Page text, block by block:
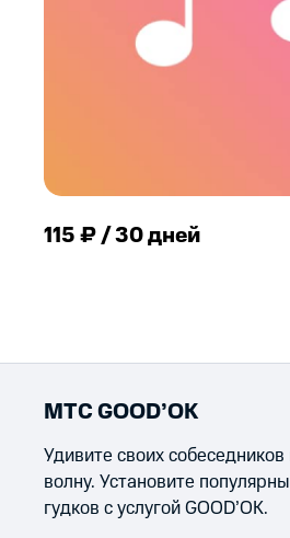
115 ₽ / 30 дней
МТС GOOD’OK
Удивите своих
волну. Установите
гудков с услугой GOOD’OK.